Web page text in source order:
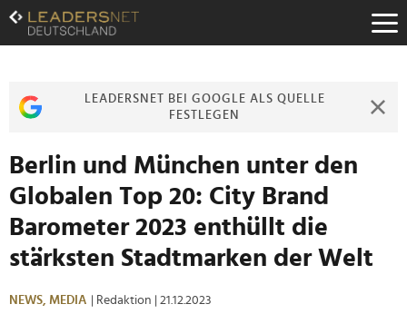
Zum
Inhalt
Zur
Zur
LEADERSNET BEI GOOGLE ALS QUELLE
FESTLEGEN
Berlin und München unter den
Globalen Top 20: City Brand
Barometer 2023 enthüllt die
stärksten Stadtmarken der Welt
NEWS, MEDIA | Redaktion | 21.12.2023